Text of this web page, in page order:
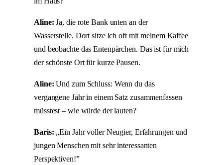
Aline: Ja, die rote Bank unten an der
Wasserstelle. Dort sitze ich oft mit meinem Kaffee
und beobachte das Entenpärchen. Das ist für mich
der schönste Ort für kurze Pausen.
Aline: Und zum Schluss: Wenn du das
vergangene Jahr in einem Satz zusammenfassen
müsstest – wie würde der lauten?
Baris: „Ein Jahr voller Neugier, Erfahrungen und
jungen Menschen mit sehr interessanten
Perspektiven!”